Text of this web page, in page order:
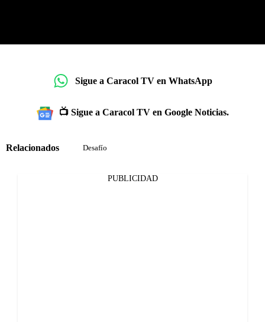
Sigue a Caracol TV en WhatsApp
📺 Sigue a Caracol TV en Google Noticias.
Relacionados Desafío
PUBLICIDAD